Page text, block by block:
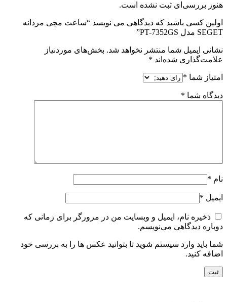
هنوز بررسی‌ای ثبت نشده است.
اولین کسی باشید که دیدگاهی می نویسد “ساعت مچی مردانه
SEGET مدل PT-7352GS”
نشانی ایمیل شما منتشر نخواهد شد. بخش‌های موردنیاز
علامت‌گذاری شده‌اند *
امتیاز شما *
دیدگاه شما *
نام *
ایمیل *
ذخیره نام، ایمیل و وبسایت من در مرورگر برای زمانی که
دوباره دیدگاهی می‌نویسم.
شما باید وارد سیستم شوید تا بتوانید عکس ها را به بررسی خود
اضافه کنید.